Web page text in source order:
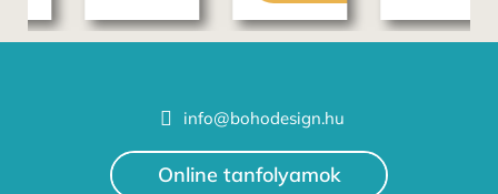
info@bohodesign.hu
Online tanfolyamok